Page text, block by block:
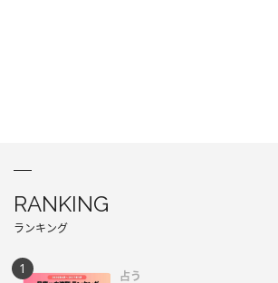
RANKING
ランキング
占う